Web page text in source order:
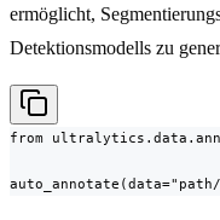
ermöglicht,
Detektionsmodells zu
from